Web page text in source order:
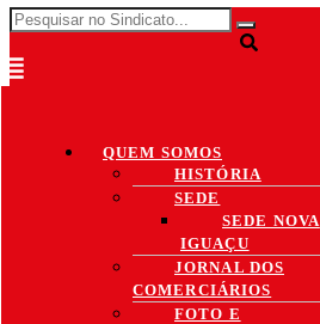
QUEM SOMOS
HISTÓRIA
SEDE
SEDE NOVA
IGUAÇU
JORNAL DOS
COMERCIÁRIOS
FOTO E